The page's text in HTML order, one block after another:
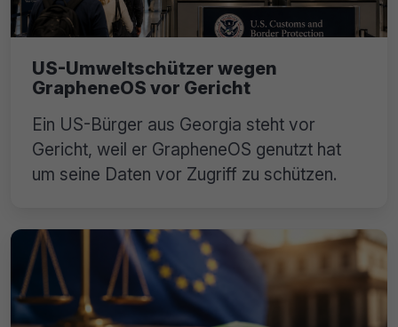
US-Umweltschützer wegen
GrapheneOS vor Gericht
Ein US-Bürger aus Georgia steht vor
Gericht, weil er GrapheneOS genutzt hat
um seine Daten vor Zugriff zu schützen.